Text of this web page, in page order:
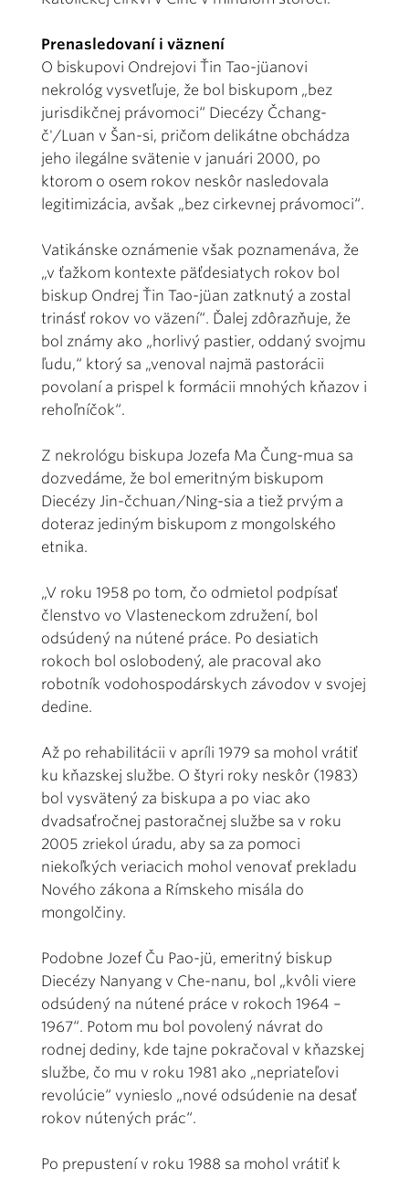
Prenasledovaní i väznení
O biskupovi Ondrejovi Ťin Tao-jüanovi
nekrológ vysvetľuje, že bol biskupom „bez
jurisdikčnej právomoci“ Diecézy Čchang-
č'/Luan v Šan-si, pričom delikátne obchádza
jeho ilegálne svätenie v januári 2000, po
ktorom o osem rokov neskôr nasledovala
legitimizácia, avšak „bez cirkevnej právomoci“.
Vatikánske oznámenie však poznamenáva, že
„v ťažkom kontexte päťdesiatych rokov bol
biskup Ondrej Ťin Tao-jüan zatknutý a zostal
trinásť rokov vo väzení“. Ďalej zdôrazňuje, že
bol známy ako „horlivý pastier, oddaný svojmu
ľudu,“ ktorý sa „venoval najmä pastorácii
povolaní a prispel k formácii mnohých kňazov i
rehoľníčok“.
Z nekrológu biskupa Jozefa Ma Čung-mua sa
dozvedáme, že bol emeritným biskupom
Diecézy Jin-čchuan/Ning-sia a tiež prvým a
doteraz jediným biskupom z mongolského
etnika.
„V roku 1958 po tom, čo odmietol podpísať
členstvo vo Vlasteneckom združení, bol
odsúdený na nútené práce. Po desiatich
rokoch bol oslobodený, ale pracoval ako
robotník vodohospodárskych závodov v svojej
dedine.
Až po rehabilitácii v apríli 1979 sa mohol vrátiť
ku kňazskej službe. O štyri roky neskôr (1983)
bol vysvätený za biskupa a po viac ako
dvadsaťročnej pastoračnej službe sa v roku
2005 zriekol úradu, aby sa za pomoci
niekoľkých veriacich mohol venovať prekladu
Nového zákona a Rímskeho misála do
mongolčiny.
Podobne Jozef Ču Pao-jü, emeritný biskup
Diecézy Nanyang v Che-nanu, bol „kvôli viere
odsúdený na nútené práce v rokoch 1964 –
1967“. Potom mu bol povolený návrat do
rodnej dediny, kde tajne pokračoval v kňazskej
službe, čo mu v roku 1981 ako „nepriateľovi
revolúcie“ vynieslo „nové odsúdenie na desať
rokov nútených prác“.
Po prepustení v roku 1988 sa mohol vrátiť k